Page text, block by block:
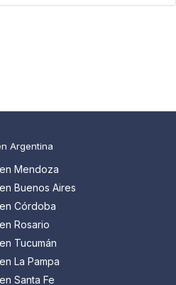
Argentina
Mendoza
Buenos Aires
Córdoba
Rosario
Tucumán
La Pampa
Santa Fe